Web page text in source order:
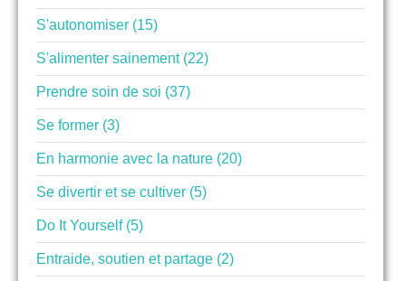
S'autonomiser (15)
S'alimenter sainement (22)
Prendre soin de soi (37)
Se former (3)
En harmonie avec la nature (20)
Se divertir et se cultiver (5)
Do It Yourself (5)
Entraide, soutien et partage (2)